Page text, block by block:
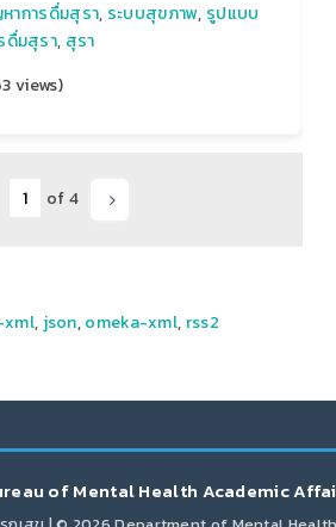
าการดื่มสุรา, ระบบสุขภาพ, รูปแบบ
ดื่มสุรา, สุรา
views)
of 4
xml, json,omeka-xml, rss2
of Mental Health Academic